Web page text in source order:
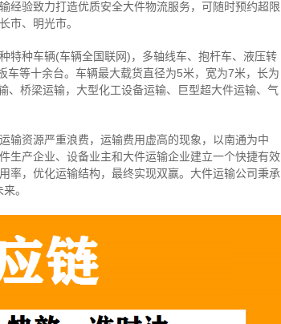
经验致力打造优质安全大件物流服务，可随时预约超限
市、明光市。
特种车辆(车辆全国联网)，多轴线车、抱杆车、液压转
等十余台。车辆最大载货直径为5米，宽为7米，长为
桥梁运输，大型化工设备运输、巨型超大件运输、气
输资源严重浪费，运输费用虚高的现象，以南通为中
生产企业、设备业主和大件运输企业建立一个快捷有效
率，优化运输结构，最终实现双赢。大件运输公司秉承
。